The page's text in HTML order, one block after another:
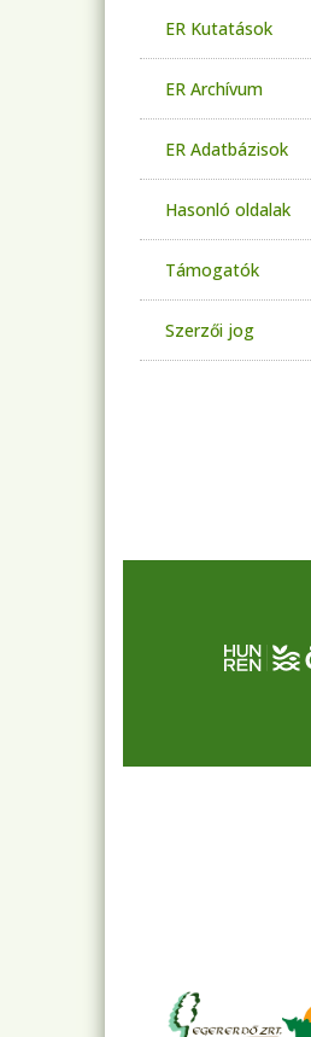
ER Kutatások
ER Archívum
ER Adatbázisok
Hasonló oldalak
Támogatók
Szerzői jog